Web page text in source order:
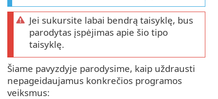
Jei sukursite labai bendrą taisyklę, bus
parodytas įspėjimas apie šio tipo
taisyklę.
Šiame pavyzdyje parodysime, kaip uždrausti
nepageidaujamus konkrečios programos
veiksmus: